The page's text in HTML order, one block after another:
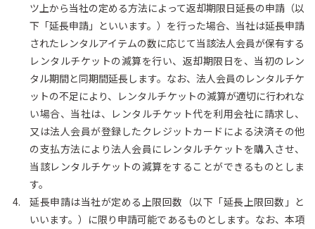
ツ上から当社の定める方法によって返却期限日延長の申請（以
下「延長申請」といいます。）を行った場合、当社は延長申請
されたレンタルアイテムの数に応じて当該法人会員が保有する
レンタルチケットの減算を行い、返却期限日を、当初のレン
タル期間と同期間延長します。なお、法人会員のレンタルチケ
ットの不足により、レンタルチケットの減算が適切に行われな
い場合、当社は、レンタルチケット代を利用会社に請求し、
又は法人会員が登録したクレジットカードによる決済その他
の支払方法により法人会員にレンタルチケットを購入させ、
当該レンタルチケットの減算をすることができるものとしま
す。
延長申請は当社が定める上限回数（以下「延長上限回数」と
いいます。）に限り申請可能であるものとします。なお、本項